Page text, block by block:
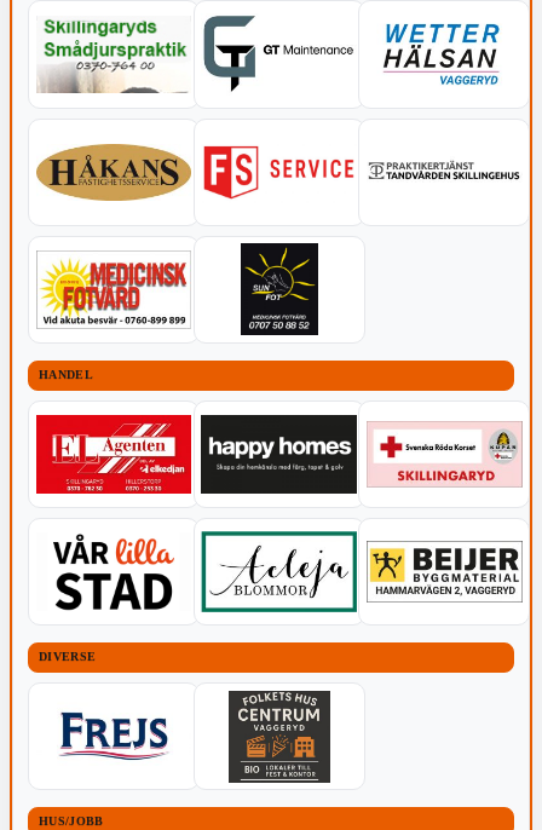
HANDEL
DIVERSE
HUS/JOBB